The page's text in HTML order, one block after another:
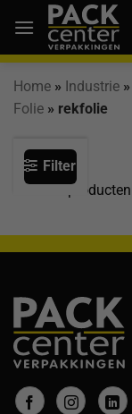
naar
inhoud
Home » Industrie »
Folie » rekfolie
Filter
Geen